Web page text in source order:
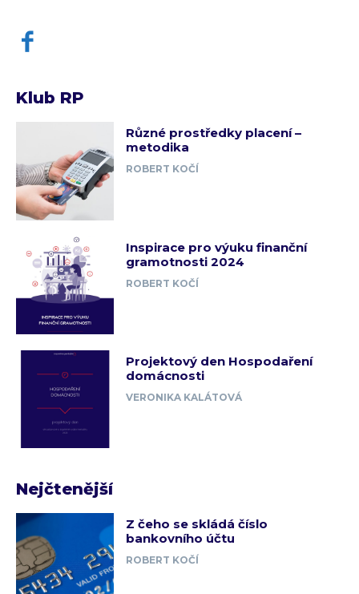
Klub RP
Různé prostředky placení –
metodika
ROBERT KOČÍ
Inspirace pro výuku finanční
gramotnosti 2024
ROBERT KOČÍ
Projektový den Hospodaření
domácnosti
VERONIKA KALÁTOVÁ
Nejčtenější
Z čeho se skládá číslo
bankovního účtu
ROBERT KOČÍ